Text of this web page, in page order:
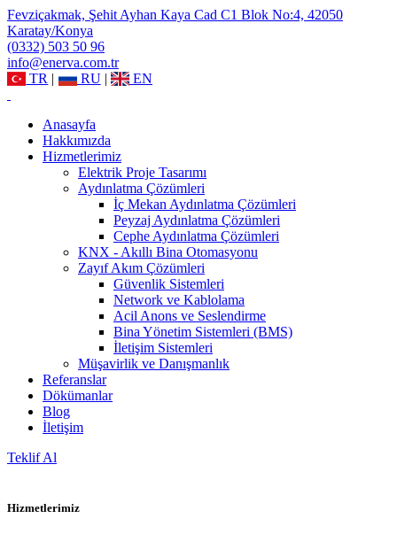
Fevziçakmak, Şehit Ayhan Kaya Cad C1 Blok No:4, 42050
Karatay/Konya
(0332) 503 50 96
info@enerva.com.tr
TR | RU | EN
Anasayfa
Hakkımızda
Hizmetlerimiz
Elektrik Proje Tasarımı
Aydınlatma Çözümleri
İç Mekan Aydınlatma Çözümleri
Peyzaj Aydınlatma Çözümleri
Cephe Aydınlatma Çözümleri
KNX - Akıllı Bina Otomasyonu
Zayıf Akım Çözümleri
Güvenlik Sistemleri
Network ve Kablolama
Acil Anons ve Seslendirme
Bina Yönetim Sistemleri (BMS)
İletişim Sistemleri
Müşavirlik ve Danışmanlık
Referanslar
Dökümanlar
Blog
İletişim
Teklif Al
Hizmetlerimiz